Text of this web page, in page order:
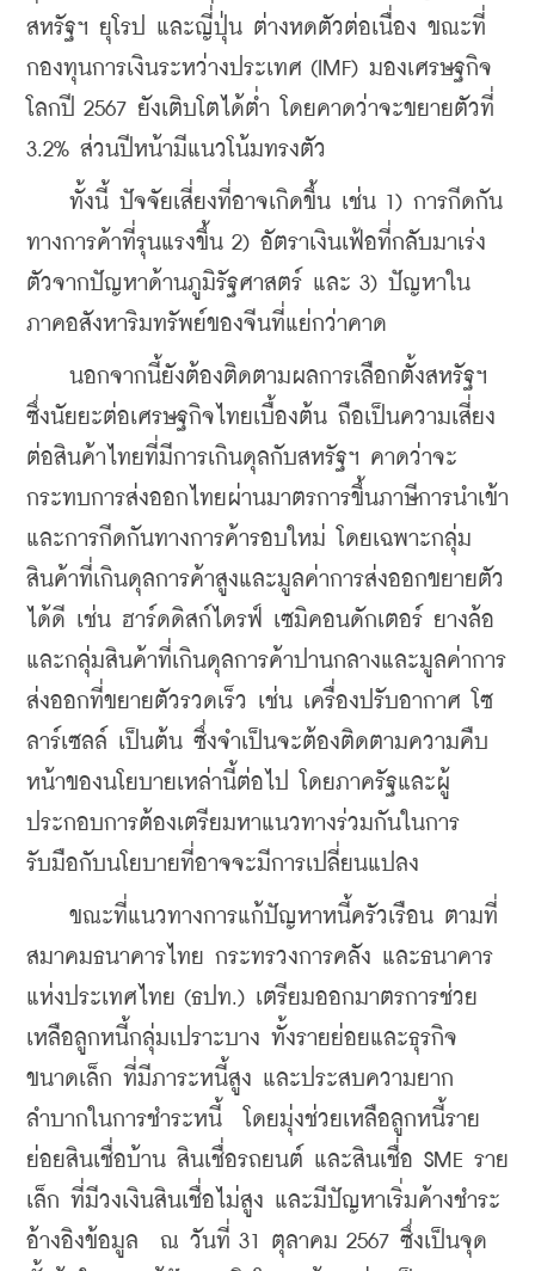
สหรัฐฯ ยุโรป และญี่ปุ่น ต่างหดตัวต่อเนื่อง ขณะที่
กองทุนการเงินระหว่างประเทศ (IMF) มองเศรษฐกิจ
โลกปี 2567 ยังเติบโตได้ต่ำ โดยคาดว่าจะขยายตัวที่
3.2% ส่วนปีหน้ามีแนวโน้มทรงตัว
ทั้งนี้ ปัจจัยเสี่ยงที่อาจเกิดขึ้น เช่น 1) การกีดกัน
ทางการค้าที่รุนแรงขึ้น 2) อัตราเงินเฟ้อที่กลับมาเร่ง
ตัวจากปัญหาด้านภูมิรัฐศาสตร์ และ 3) ปัญหาใน
ภาคอสังหาริมทรัพย์ของจีนที่แย่กว่าคาด
นอกจากนี้ยังต้องติดตามผลการเลือกตั้งสหรัฐฯ
ซึ่งนัยยะต่อเศรษฐกิจไทยเบื้องต้น ถือเป็นความเสี่ยง
ต่อสินค้าไทยที่มีการเกินดุลกับสหรัฐฯ คาดว่าจะ
กระทบการส่งออกไทยผ่านมาตรการขึ้นภาษีการนำเข้า
และการกีดกันทางการค้ารอบใหม่ โดยเฉพาะกลุ่ม
สินค้าที่เกินดุลการค้าสูงและมูลค่าการส่งออกขยายตัว
ได้ดี เช่น ฮาร์ดดิสก์ไดรฟ์ เซมิคอนดักเตอร์ ยางล้อ
และกลุ่มสินค้าที่เกินดุลการค้าปานกลางและมูลค่าการ
ส่งออกที่ขยายตัวรวดเร็ว เช่น เครื่องปรับอากาศ โซ
ลาร์เซลล์ เป็นต้น ซึ่งจำเป็นจะต้องติดตามความคืบ
หน้าของนโยบายเหล่านี้ต่อไป โดยภาครัฐและผู้
ประกอบการต้องเตรียมหาแนวทางร่วมกันในการ
รับมือกับนโยบายที่อาจจะมีการเปลี่ยนแปลง
ขณะที่แนวทางการแก้ปัญหาหนี้ครัวเรือน ตามที่
สมาคมธนาคารไทย กระทรวงการคลัง และธนาคาร
แห่งประเทศไทย (ธปท.) เตรียมออกมาตรการช่วย
เหลือลูกหนี้กลุ่มเปราะบาง ทั้งรายย่อยและธุรกิจ
ขนาดเล็ก ที่มีภาระหนี้สูง และประสบความยาก
ลำบากในการชำระหนี้  โดยมุ่งช่วยเหลือลูกหนี้ราย
ย่อยสินเชื่อบ้าน สินเชื่อรถยนต์ และสินเชื่อ SME ราย
เล็ก ที่มีวงเงินสินเชื่อไม่สูง และมีปัญหาเริ่มค้างชำระ
อ้างอิงข้อมูล  ณ วันที่ 31 ตุลาคม 2567 ซึ่งเป็นจุด